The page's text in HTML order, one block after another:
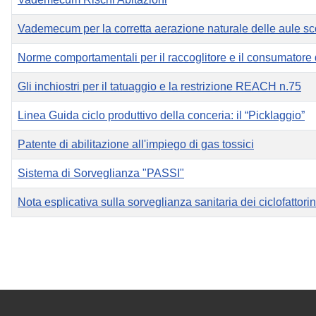
Vademecum per la corretta aerazione naturale delle aule
Norme comportamentali per il raccoglitore e il consumatore
Gli inchiostri per il tatuaggio e la restrizione REACH n.75
Linea Guida ciclo produttivo della conceria: il “Picklaggio”
Patente di abilitazione all'impiego di gas tossici
Sistema di Sorveglianza "PASSI"
Nota esplicativa sulla sorveglianza sanitaria dei